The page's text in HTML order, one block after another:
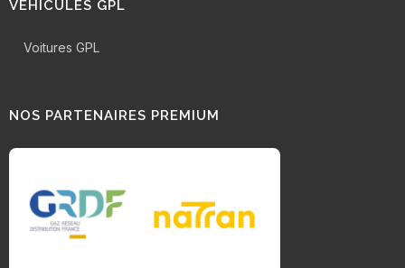
VÉHICULES GPL
Voitures GPL
NOS PARTENAIRES PREMIUM